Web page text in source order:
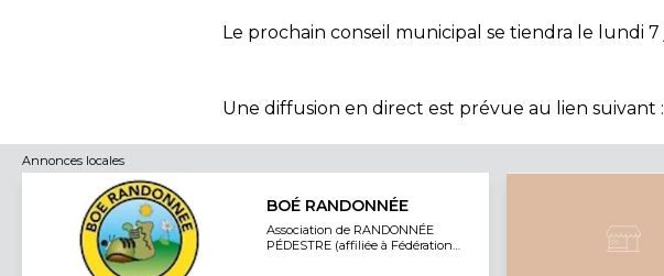
Le prochain conseil municipal se tiendra le lundi
Une diffusion en direct est prévue au lien suivant :
Annonces locales
BOÉ RANDONNÉE
Association de RANDONNÉE
PÉDESTRE (affiliée à Fédération